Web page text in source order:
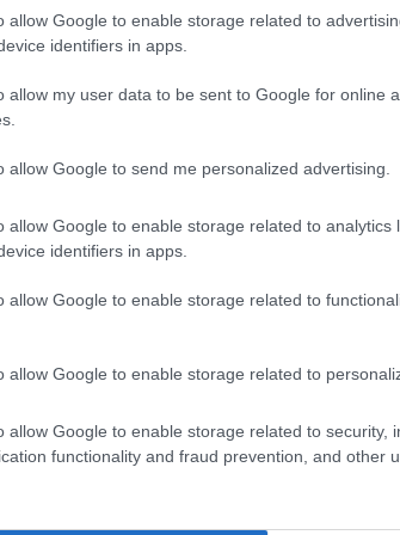
allow Google to enable storage related to
identifiers in apps.
allow my user data to be sent to Google for online
allow Google to send me personalized advertising.
allow Google to enable storage related to analytics
identifiers in apps.
allow Google to enable storage related to
allow Google to enable storage related to
allow Google to enable storage related to security,
functionality and fraud prevention, and other
réalisé auprès d’une centaine de médias
devance assez largement Franck Ribéry et
prodige du Sporting Portugal et de
marge confortable sur le milieu de terrain
deuxième place d’une courte tête par
suédois du PSG Zlatan
Bale (1 pt). A des années-lumière du